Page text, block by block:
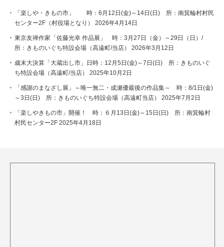
「楽しや・きもの市」 時：6月12日(金)～14日(日) 所：南箕輪村村民
センター2F（村役場となり）
2026年4月14日
東京友禅作家「佐藤光幸 作品展」 時：3月27日（金）～29日（日）/
所：きものいぐち特設会場（高遠町/当店）
2026年3月12日
歳末大決算「大蔵出し市」日時：12月5日(金)～7日(日) 所：きものいぐ
ち特設会場（高遠町/当店）
2025年10月2日
「感謝のまなざし展」～唯一無二・成瀬優最後の作品集～ 時：8/1日(金)
～3日(日) 所：きものいぐち特設会場（高遠町当店）
2025年7月2日
「楽しやきもの市」開催！ 時：６月13日(金)～15日(日) 所：南箕輪村
村民センター2F 2025年4月18日